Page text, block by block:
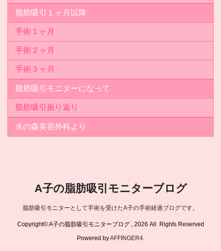
脂肪吸引１ヶ月以降
手術１ヶ月
手術２ヶ月
手術３ヶ月
脂肪吸引モニターになって
脂肪吸引振り返り
水の森美容外科より
A子の脂肪吸引モニターブログ
脂肪吸引モニターとして手術を受けたA子の手術経過ブログです。
Copyright© A子の脂肪吸引モニターブログ , 2026 All Rights Reserved
Powered byAFFINGER4.